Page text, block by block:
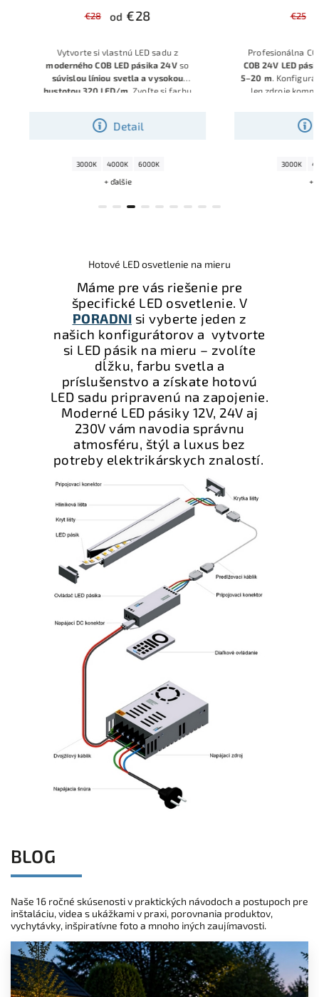
€28 od€28
Detail
Vytvorte si vlastnú LED sadu z
moderného COB LED pásika 24 Vso
súvislou líniou svetla a vysokou
hustotou 320 LED/m. Zvoľte si farbu
napájacieho zdroja. Ideálne riešenie za,
onfigurátor za vás vyberie správny zdroj
3000K 4000K 6000K
+ ďalšie
€25 od
Profesionálna COB
COB 24V LED
5–20 m .
len zdroje
a dostanete hotovú
3000K
+
Hotové LED osvetlenie na mieru
Máme pre vás riešenie pre
špecifické LED osvetlenie. V
PORADNI si vyberte jeden z
našich konfigurátorov a vytvorte
si LED pásik na mieru – zvolíte
dĺžku, farbu svetla a
príslušenstvo a získate hotovú
LED sadu pripravenú na zapojenie.
Moderné LED pásiky 12V, 24V aj
230V vám navodia správnu
atmosféru, štýl a luxus bez
potreby elektrikárskych znalostí.
BLOG
Naše 16 ročné skúsenosti v praktických návodoch a postupoch pre
inštaláciu, videa s ukážkami v praxi, porovnania produktov,
vychytávky, inšpiratívne foto a mnoho iných zaujímavosti.